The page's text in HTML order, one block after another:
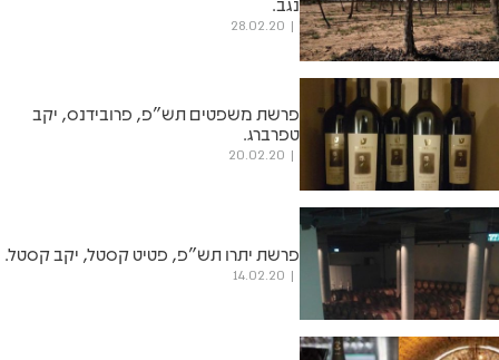
28.02.20
פרשת משפטים תש"פ, פרובידנס, יקב
טפרברג.
20.02.20
פרשת יתרו תש"פ, פטיט קסטל, יקב קסטל.
14.02.20